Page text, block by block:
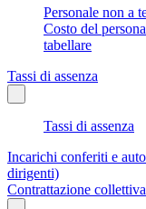
Personale non a
Costo del
tabellare
Tassi di assenza
Tassi di assenza
Incarichi conferiti e
dirigenti)
Contrattazione collettiva